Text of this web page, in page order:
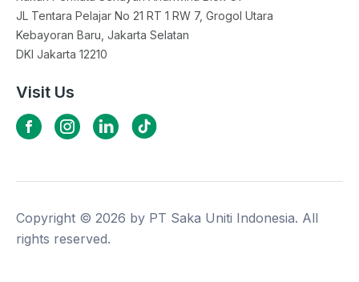
JL Tentara Pelajar No 21 RT 1 RW 7, Grogol Utara
Kebayoran Baru, Jakarta Selatan
DKI Jakarta 12210
Visit Us
Copyright © 2026 by PT Saka Uniti Indonesia. All
rights reserved.